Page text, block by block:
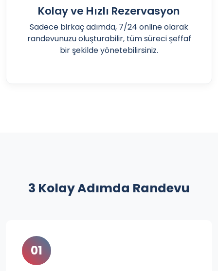
Kolay ve Hızlı Rezervasyon
Sadece birkaç adımda, 7/24 online olarak
randevunuzu oluşturabilir, tüm süreci şeffaf
bir şekilde yönetebilirsiniz.
3 Kolay Adımda Randevu
01